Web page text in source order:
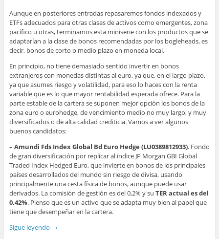
Aunque en posteriores entradas repasaremos fondos indexados y
ETFs adecuados para otras clases de activos como emergentes, zona
pacífico u otras, terminamos esta miniserie con los productos que se
adaptarían a la clase de bonos recomendadas por los bogleheads, es
decir, bonos de corto o medio plazo en moneda local.
En principio, no tiene demasiado sentido invertir en bonos
extranjeros con monedas distintas al euro, ya que, en el largo plazo,
ya que asumes riesgo y volatilidad, para eso lo haces con la renta
variable que es lo que mayor rentabilidad esperada ofrece. Para la
parte estable de la cartera se suponen mejor opción los bonos de la
zona euro o eurohedge, de vencimiento medio no muy largo, y muy
diversificados o de alta calidad crediticia. Vamos a ver algunos
buenos candidatos:
– Amundi Fds Index Global Bd Euro Hedge (LU0389812933). Fondo
de gran diversificación por replicar al índice JP Morgan GBI Global
Traded Index Hedged Euro, que invierte en bonos de los principales
países desarrollados del mundo sin riesgo de divisa, usando
principalmente una cesta física de bonos, aunque puede usar
derivados. La comisión de gestión es del 0,2% y su TER actual es del
0,42%. Pienso que es un activo que se adapta muy bien al papel que
tiene que desempeñar en la cartera.
Sigue leyendo →